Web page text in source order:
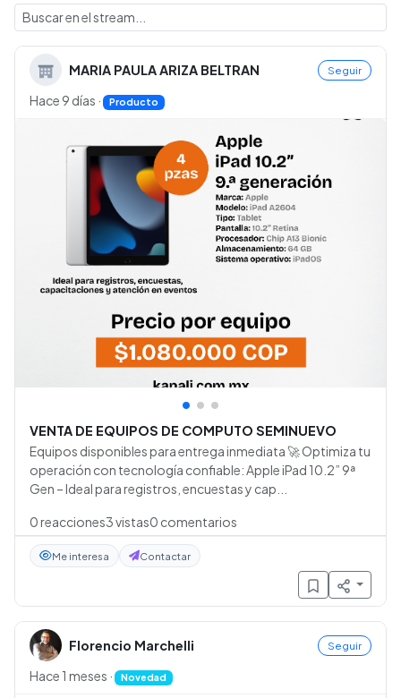
MARIA PAULA ARIZA BELTRAN Seguir
Hace 9 días · Producto
• • •
VENTA DE EQUIPOS DE COMPUTO SEMINUEVO
Equipos disponibles para entrega inmediata 🚀 Optimiza tu
operación con tecnología confiable: Apple iPad 10.2” 9ª
Gen – Ideal para registros, encuestas y cap...
0reacciones3vistas0 comentarios
Me interesa Contactar
Florencio Marchelli Seguir
Hace 1 meses · Novedad